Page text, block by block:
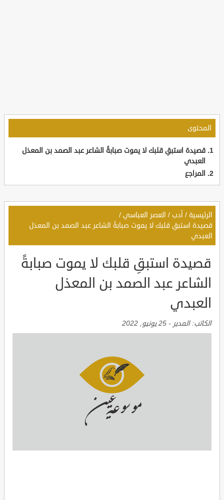
المحتوى
قصيدة استبقِ قلبك لا يموت صبابةً الشاعر عبد الصمد بن المعذل
العبدي
المراجع
الرئيسية / أدب / العصر العباسي /
قصيدة استبقِ قلبك لا يموت صبابةً الشاعر عبد الصمد بن المعذل
العبدي
قصيدة استبقِ قلبك لا يموت صبابةً
الشاعر عبد الصمد بن المعذل
العبدي
الكاتب:المدير - 25 يونيو, 2022